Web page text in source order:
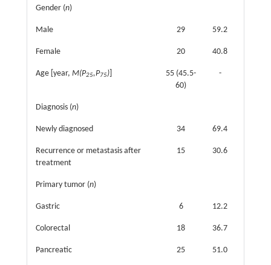
Gender (n)
Male 29 59.2
Female 20 40.8
Age [year,M(P25,P75)
55 (45.5-
60)
-
Diagnosis (n)
Newly diagnosed 34 69.4
Recurrence or metastasis after
treatment
15 30.6
Primary tumor (n)
Gastric 6 12.2
Colorectal 18 36.7
Pancreatic 25 51.0